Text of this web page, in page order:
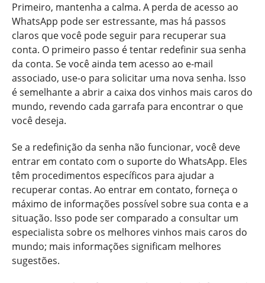
Primeiro, mantenha a calma. A perda de acesso ao
WhatsApp pode ser estressante, mas há passos
claros que você pode seguir para recuperar sua
conta. O primeiro passo é tentar redefinir sua senha
da conta. Se você ainda tem acesso ao e-mail
associado, use-o para solicitar uma nova senha. Isso
é semelhante a abrir a caixa dos vinhos mais caros do
mundo, revendo cada garrafa para encontrar o que
você deseja.
Se a redefinição da senha não funcionar, você deve
entrar em contato com o suporte do WhatsApp. Eles
têm procedimentos específicos para ajudar a
recuperar contas. Ao entrar em contato, forneça o
máximo de informações possível sobre sua conta e a
situação. Isso pode ser comparado a consultar um
especialista sobre os melhores vinhos mais caros do
mundo; mais informações significam melhores
sugestões.